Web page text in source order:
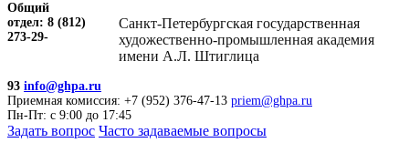
Санкт-Петербургская государственная
художественно-промышленная академия
имени А.Л. Штиглица
Общий
отдел: 8 (812)
273-29-
93 info@ghpa.ru
Приемная комиссия: +7 (952) 376-47-13 priem@ghpa.ru
Пн-Пт: с 9:00 до 17:45
Задать вопрос Часто задаваемые вопросы